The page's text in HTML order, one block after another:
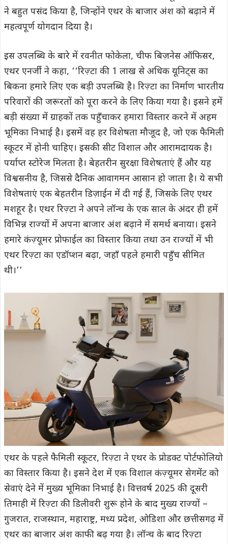
ने बहुत पसंद किया है, जिन्होंने एथर के बाजार अंश को बढ़ाने में
महत्वपूर्ण योगदान दिया है।
इस उपलब्धि के बारे में रवनीत फोकेला, चीफ बिज़नेस ऑफिसर,
एथर एनर्जी ने कहा, ‘‘रिज़्टा की 1 लाख से अधिक यूनिट्स का
बिकना हमारे लिए एक बड़ी उपलब्धि है। रिज़्टा का निर्माण भारतीय
परिवारों की जरूरतों को पूरा करने के लिए किया गया है। इसने हमें
बड़ी संख्या में ग्राहकों तक पहुँचाकर हमारा विस्तार करने में अहम
भूमिका निभाई है। इसमें वह हर विशेषता मौजूद है, जो एक फैमिली
स्कूटर में होनी चाहिए। इसकी सीट विशाल और आरामदायक है।
पर्याप्त स्टोरेज मिलता है। बेहतरीन सुरक्षा विशेषताएं हैं और यह
विश्वसनीय है, जिससे दैनिक आवागमन आसान हो जाता है। ये सभी
विशेषताएं एक बेहतरीन डिज़ाईन में दी गई हैं, जिसके लिए एथर
मशहूर है। एथर रिज़्टा ने अपने लॉन्च के एक साल के अंदर ही हमें
विभिन्न राज्यों में अपना बाजार अंश बढ़ाने में समर्थ बनाया। इसने
हमारे कंज़्यूमर प्रोफाईल का विस्तार किया तथा उन राज्यों में भी
एथर रिज़्टा का एडॉप्शन बढ़ा, जहाँ पहले हमारी पहुँच सीमित
थी।’’
एथर के पहले फैमिली स्कूटर, रिज़्टा ने एथर के प्रोडक्ट पोर्टफोलियो
का विस्तार किया है। इसने देश में एक विशाल कंज़्यूमर सेगमेंट को
सेवाएं देने में मुख्य भूमिका निभाई है। वित्तवर्ष 2025 की दूसरी
तिमाही में रिज़्टा की डिलीवरी शुरू होने के बाद मुख्य राज्यों –
गुजरात, राजस्थान, महाराष्ट्र, मध्य प्रदेश, ओडिशा और छत्तीसगढ़ में
एथर का बाजार अंश काफी बढ़ गया है। लॉन्च के बाद रिज़्टा